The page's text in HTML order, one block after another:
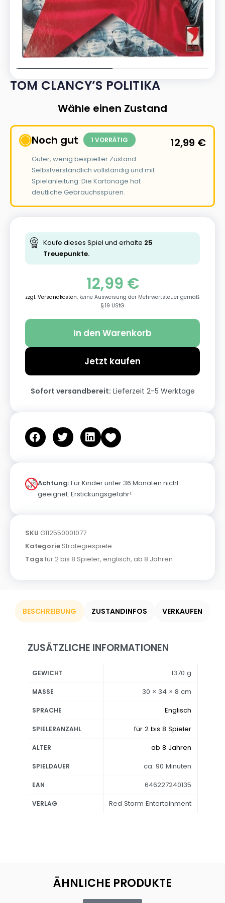
TOM CLANCY’S POLITIKA
Wähle einen Zustand
Noch gut 1 VORRÄTIG
Guter, wenig bespielter Zustand.
Selbstverständlich vollständig und mit
Spielanleitung. Die Kartonage hat
deutliche Gebrauchsspuren.
12,99 €
Kaufe dieses Spiel und erhalte 25
Treuepunkte.
12,99 €
zzgl. Versandkosten, keine Ausweisung der Mehrwertsteuer gemäß
§ 19 UStG
In den Warenkorb
Jetzt kaufen
Sofort versandbereit: Lieferzeit 2-5 Werktage
Achtung:Für Kinder unter 36 Monaten nicht
geeignet. Erstickungsgefahr!
SKU G112550001077
Kategorie Strategiespiele
Tagsfür 2 bis 8 Spieler, englisch, ab 8 Jahren
BESCHREIBUNG ZUSTANDINFOS VERKAUFEN
ZUSÄTZLICHE INFORMATIONEN
GEWICHT 1370 g
MASSE 30 × 34 × 8 cm
SPRACHE Englisch
SPIELERANZAHL für 2 bis 8 Spieler
ALTER ab 8 Jahren
SPIELDAUER ca. 90 Minuten
EAN 646227240135
VERLAG Red Storm Entertainment
ÄHNLICHE PRODUKTE